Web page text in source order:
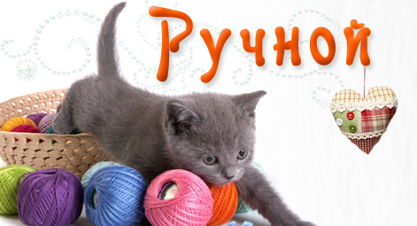
Перейти к основному содержанию